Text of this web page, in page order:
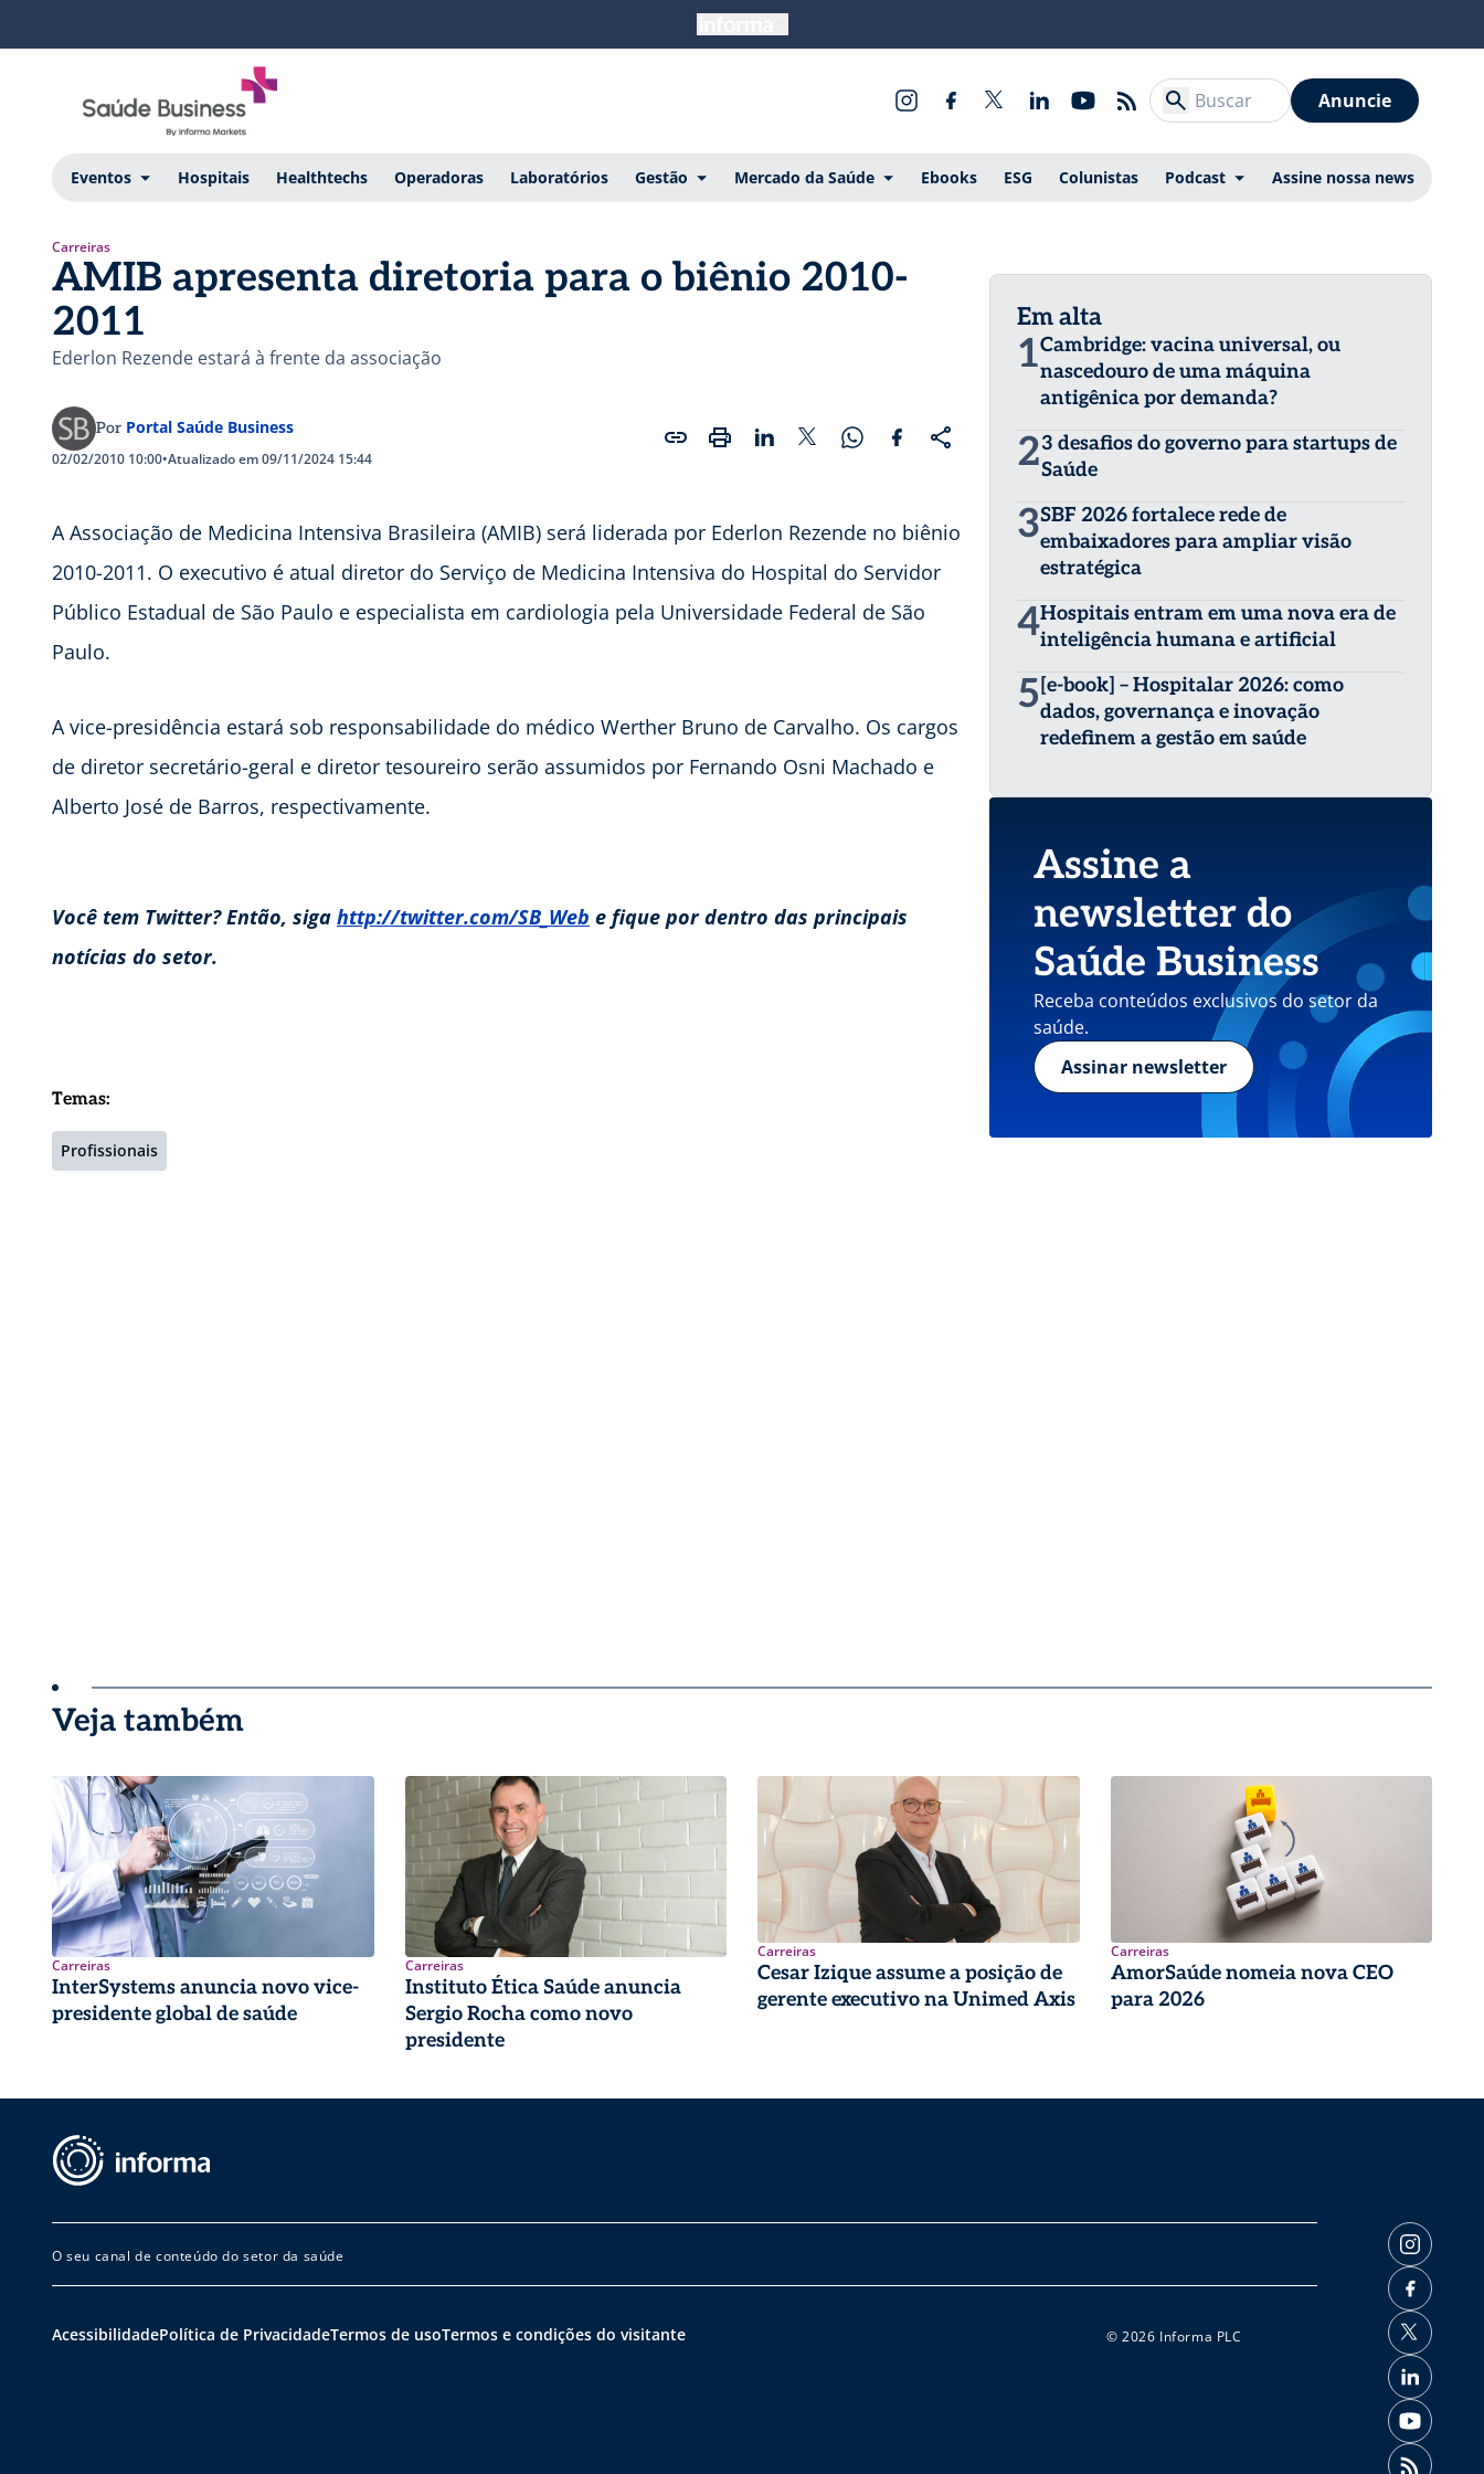
Anuncie
Eventos Hospitais Healthtechs Operadoras Laboratórios Gestão Mercado da Saúde Ebooks ESG Colunistas Podcast Assine nossa news
Carreiras
AMIB apresenta diretoria para o biênio 2010-
2011
Ederlon Rezende estará à frente da associação
Por Portal Saúde Business
02/02/2010 10:00•Atualizado em 09/11/2024 15:44
A Associação de Medicina Intensiva Brasileira (AMIB) será liderada por Ederlon Rezende no biênio
2010-2011. O executivo é atual diretor do Serviço de Medicina Intensiva do Hospital do Servidor
Público Estadual de São Paulo e especialista em cardiologia pela Universidade Federal de São
Paulo.
A vice-presidência estará sob responsabilidade do médico Werther Bruno de Carvalho. Os cargos
de diretor secretário-geral e diretor tesoureiro serão assumidos por Fernando Osni Machado e
Alberto José de Barros, respectivamente.
Você tem Twitter? Então, siga http://twitter.com/SB_Web e fique por dentro das principais
notícias do setor.
Temas:
Profissionais
Em alta
1Cambridge: vacina universal, ou
nascedouro de uma máquina
antigênica por demanda?
23 desafios do governo para startups de
Saúde
3SBF 2026 fortalece rede de
embaixadores para ampliar visão
estratégica
4Hospitais entram em uma nova era de
inteligência humana e artificial
5 [e-book] – Hospitalar 2026: como
dados, governança e inovação
redefinem a gestão em saúde
Assine a
newsletter do
Saúde Business
Receba conteúdos exclusivos do setor da
saúde.
Assinar newsletter
Veja também
Carreiras
InterSystems anuncia novo vice-
presidente global de saúde
Carreiras
Instituto Ética Saúde anuncia
Sergio Rocha como novo
presidente
Carreiras
Cesar Izique assume a posição de
gerente executivo na Unimed Axis
Carreiras
AmorSaúde nomeia nova CEO
para 2026
O seu canal de conteúdo do setor da saúde
AcessibilidadePolítica de PrivacidadeTermos de usoTermos e condições do visitante © 2026 Informa PLC